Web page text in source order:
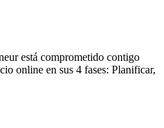
está comprometido contigo
online en sus 4 fases: Planificar,